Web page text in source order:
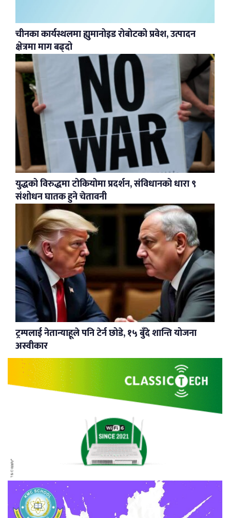
चीनका कार्यस्थलमा ह्युमानोइड रोबोटको प्रवेश, उत्पादन
क्षेत्रमा माग बढ्दो
युद्धको विरुद्धमा टोकियोमा प्रदर्शन, संविधानको धारा ९
संशोधन घातक हुने चेतावनी
ट्रम्पलाई नेतान्याहूले पनि टेर्न छोडे, १५ बुँदे शान्ति योजना
अस्वीकार